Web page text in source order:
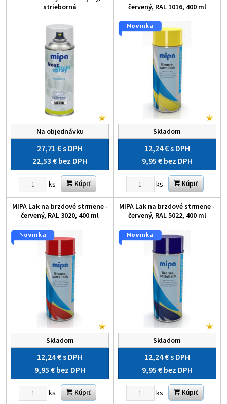
strieborná
Na objednávku
27,71 €s DPH
22,53 € bez DPH
ks Kúpiť
červený, RAL 1016, 400 ml
Skladom
12,24 €s DPH
9,95 € bez DPH
ks Kúpiť
MIPA Lak na brzdové strmene -
červený, RAL 3020, 400 ml
Skladom
12,24 €s DPH
9,95 € bez DPH
ks Kúpiť
MIPA Lak na brzdové strmene -
červený, RAL 5022, 400 ml
Skladom
12,24 €s DPH
9,95 € bez DPH
ks Kúpiť